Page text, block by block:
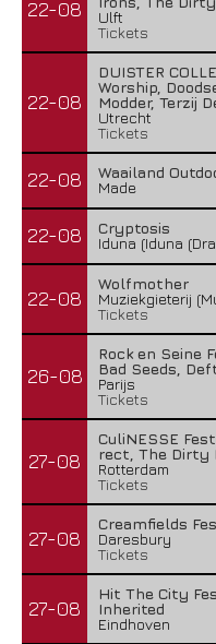
22-08
Ulft
Tickets
22-08
DUISTER
Worship,
Modder, Terzij
Utrecht
Tickets
22-08
Waailand
Made
22-08
Cryptosis
Iduna (Iduna
22-08
Wolfmother
Muziekgieterij
Tickets
26-08
Rock en Seine
Bad Seeds,
Parijs
Tickets
27-08
CuliNESSE
rect, The Dirty
Rotterdam
Tickets
27-08
Creamfields
Daresbury
Tickets
27-08
Hit The City
Inherited
Eindhoven